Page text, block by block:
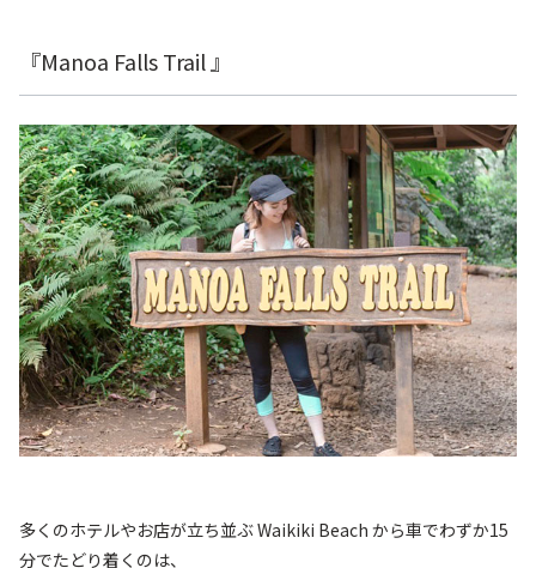
『Manoa Falls Trail 』
多くのホテルやお店が立ち並ぶ Waikiki Beach から車でわずか15
分でたどり着くのは、